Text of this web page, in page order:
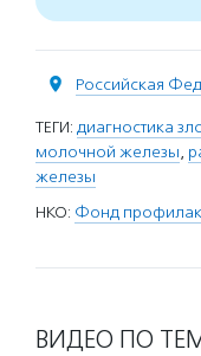
Российская
ТЕГИ: диагностика
молочной железы,
железы
НКО: Фонд
ВИДЕО ПО